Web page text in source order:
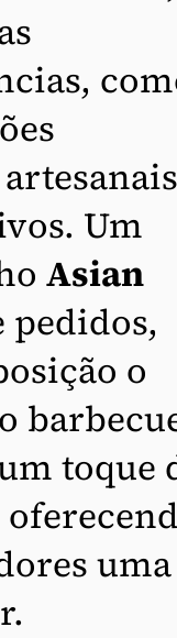
Um
Asian
pedidos,
o
toque
uma